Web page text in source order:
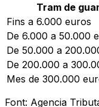
Tram de
Fins a 6.000 euros
De 6.000 a 50.000
De 50.000 a
De 200.000 a
Mes de 300.000
Font: Agencia